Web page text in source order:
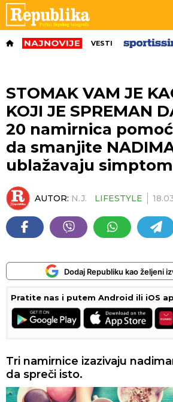
VESTI
STOMAK VAM JE
KOJI JE SPREMAN
20 namirnica
da smanjite
ublažavaju
AUTOR: N.J. LIFESTYLE
Dodaj Republiku kao željeni
Pratite nas i putem Android ili iOS
Tri namirnice izazivaju
da spreči isto.